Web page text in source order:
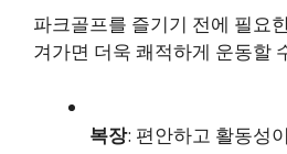
파크골프를 즐기기 전에 필요
겨가면 더욱 쾌적하게 운동할
복장: 편안하고 활동성